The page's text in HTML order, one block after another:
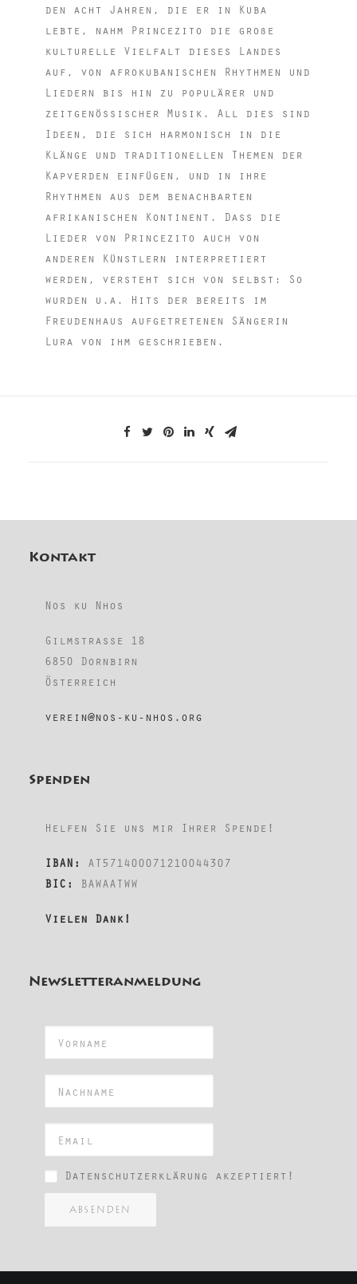
den acht Jahren, die er in Kuba
lebte, nahm Princezito die große
kulturelle Vielfalt dieses Landes
auf, von afrokubanischen Rhythmen und
Liedern bis hin zu populärer und
zeitgenössischer Musik. All dies sind
Ideen, die sich harmonisch in die
Klänge und traditionellen Themen der
Kapverden einfügen, und in ihre
Rhythmen aus dem benachbarten
afrikanischen Kontinent. Dass die
Lieder von Princezito auch von
anderen Künstlern interpretiert
werden, versteht sich von selbst: So
wurden u.a. Hits der bereits im
Freudenhaus aufgetretenen Sängerin
Lura von ihm geschrieben.
Kontakt
Nos ku Nhos
Gilmstrasse 18
6850 Dornbirn
Österreich
verein@nos-ku-nhos.org
Spenden
Helfen Sie uns mir Ihrer Spende!
IBAN:
AT571400071210044307
BIC:
BAWAATWW
Vielen Dank!
Newsletteranmeldung
Datenschutzerklärung akzeptiert!
ABSENDEN